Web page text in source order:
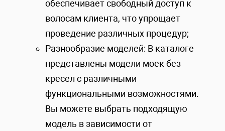
обеспечивает свободный доступ к
волосам клиента, что упрощает
проведение различных процедур;
Разнообразие моделей: В каталоге
представлены модели моек без
кресел с различными
функциональными возможностями.
Вы можете выбрать подходящую
модель в зависимости от